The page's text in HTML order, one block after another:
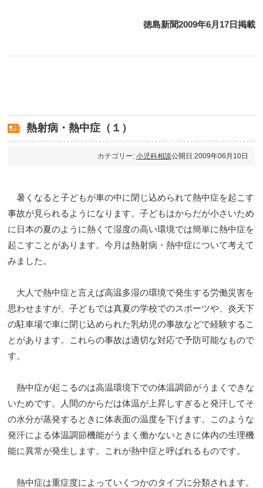
徳島新聞2009年6月17日掲載
熱射病・熱中症（１）
カテゴリー: 小児科相談公開日:2009年06月10日
暑くなると子どもが車の中に閉じ込められて熱中症を起こす
事故が見られるようになります。子どもはからだが小さいため
に日本の夏のように熱くて湿度の高い環境では簡単に熱中症を
起こすことがあります。今月は熱射病・熱中症について考えて
みました。
大人で熱中症と言えば高温多湿の環境で発生する労働災害を
思わせますが、子どもでは真夏の学校でのスポーツや、炎天下
の駐車場で車に閉じ込められた乳幼児の事故などで経験するこ
とがあります。これらの事故は適切な対応で予防可能なもので
す。
熱中症が起こるのは高温環境下での体温調節がうまくできな
いためです。人間のからだは体温が上昇しすぎると発汗してそ
の水分が蒸発するときに体表面の温度を下げます。このような
発汗による体温調節機能がうまく働かないときに体内の生理機
能に異常が発生します。これが熱中症と呼ばれるものです。
熱中症は重症度によっていくつかのタイプに分類されます。